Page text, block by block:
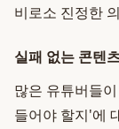
비로소 진정한
실패 없는 콘텐
많은 유튜버들
들어야 할지'에